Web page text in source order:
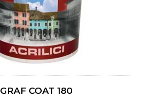
GRAF COAT 180